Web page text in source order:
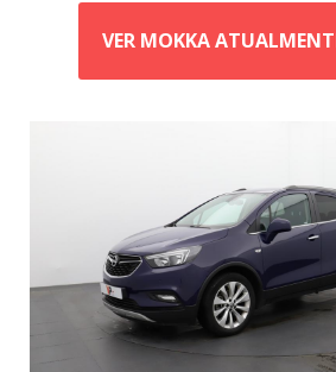
VER MOKKA